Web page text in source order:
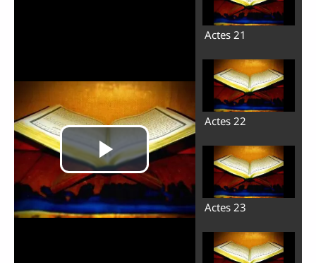
Actes 21
Actes 22
Actes 23